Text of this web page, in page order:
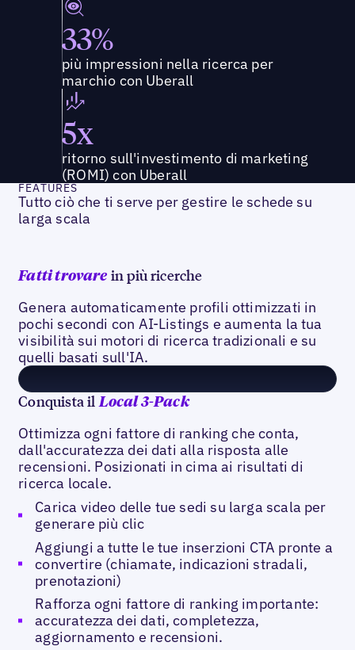
33%
più impressioni nella ricerca per
marchio con Uberall
5x
ritorno sull'investimento di marketing
(ROMI) con Uberall
FEATURES
Tutto ciò che ti serve per gestire le schede su
larga scala
Fatti trovare in più ricerche
Genera automaticamente profili ottimizzati in
pochi secondi con AI-Listings e aumenta la tua
visibilità sui motori di ricerca tradizionali e su
quelli basati sull'IA.
Conquista il Local 3-Pack
Ottimizza ogni fattore di ranking che conta,
dall'accuratezza dei dati alla risposta alle
recensioni. Posizionati in cima ai risultati di
ricerca locale.
Carica video delle tue sedi su larga scala per
generare più clic
Aggiungi a tutte le tue inserzioni CTA pronte a
convertire (chiamate, indicazioni stradali,
prenotazioni)
Rafforza ogni fattore di ranking importante:
accuratezza dei dati, completezza,
aggiornamento e recensioni.